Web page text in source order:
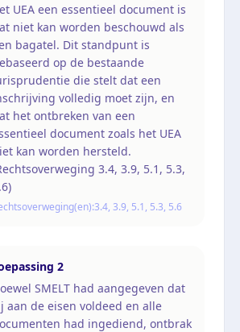
UEA een essentieel document is
niet kan worden beschouwd als
bagatel. Dit standpunt is
op de bestaande
die stelt dat een
volledig moet zijn, en
het ontbreken van een
document zoals het UEA
kan worden hersteld.
3.4, 3.9, 5.1, 5.3,
3.4, 3.9, 5.1, 5.3, 5.6
2
SMELT had aangegeven dat
aan de eisen voldeed en alle
had ingediend, ontbrak